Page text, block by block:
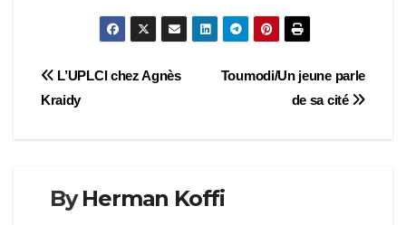
Navigation
de
Toumodi/Un jeune parle
de sa cité
L’UPLCI chez Agnès
Kraidy
ByHerman Koffi